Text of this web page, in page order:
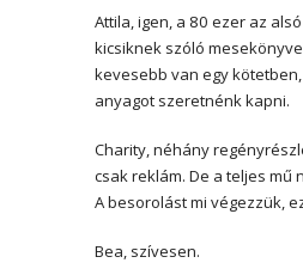
Attila, igen, a 80 ezer az
kicsiknek szóló
kevesebb van egy
anyagot szeretnénk kapni.
Charity, néhány
csak reklám. De a teljes mű
A besorolást mi végezzük,
Bea, szívesen.